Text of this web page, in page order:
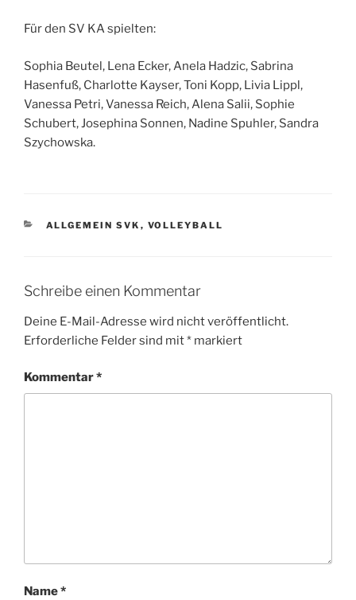
Für den SV KA spielten:
Sophia Beutel, Lena Ecker, Anela Hadzic, Sabrina
Hasenfuß, Charlotte Kayser, Toni Kopp, Livia Lippl,
Vanessa Petri, Vanessa Reich, Alena Salii, Sophie
Schubert, Josephina Sonnen, Nadine Spuhler, Sandra
Szychowska.
KATEGORIEN
ALLGEMEIN SVK , VOLLEYBALL
Schreibe einen Kommentar
Deine E-Mail-Adresse wird nicht veröffentlicht.
Erforderliche Felder sind mit* markiert
Kommentar*
Name*